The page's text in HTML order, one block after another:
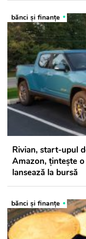
bănci şi finanţe
Rivian, start-upul
Amazon, ţinteşte
lansează la bursă
bănci şi finanţe